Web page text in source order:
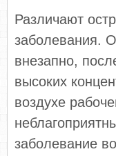
Различают
заболевания.
внезапно,
высоких
воздухе
заболевание